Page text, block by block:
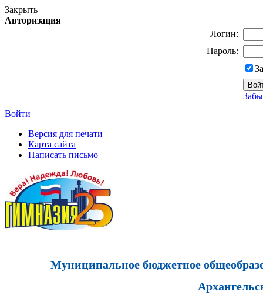
Закрыть
Авторизация
Логин:
Пароль:
Войти
Версия для печати
Карта сайта
Написать письмо
Муниципальное бюджетное